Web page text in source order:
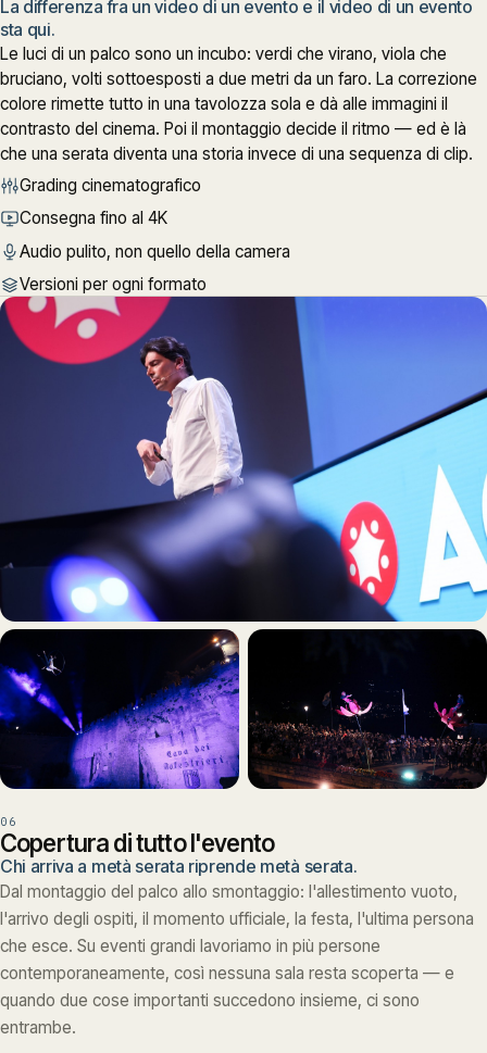
La differenza fra un video di un evento e il video di un evento
sta qui.
Le luci di un palco sono un incubo: verdi che virano, viola che
bruciano, volti sottoesposti a due metri da un faro. La correzione
colore rimette tutto in una tavolozza sola e dà alle immagini il
contrasto del cinema. Poi il montaggio decide il ritmo — ed è là
che una serata diventa una storia invece di una sequenza di clip.
Grading cinematografico
Consegna fino al 4K
Audio pulito, non quello della camera
Versioni per ogni formato
06
Copertura di tutto l'evento
Chi arriva a metà serata riprende metà serata.
Dal montaggio del palco allo smontaggio: l'allestimento vuoto,
l'arrivo degli ospiti, il momento ufficiale, la festa, l'ultima persona
che esce. Su eventi grandi lavoriamo in più persone
contemporaneamente, così nessuna sala resta scoperta — e
quando due cose importanti succedono insieme, ci sono
entrambe.